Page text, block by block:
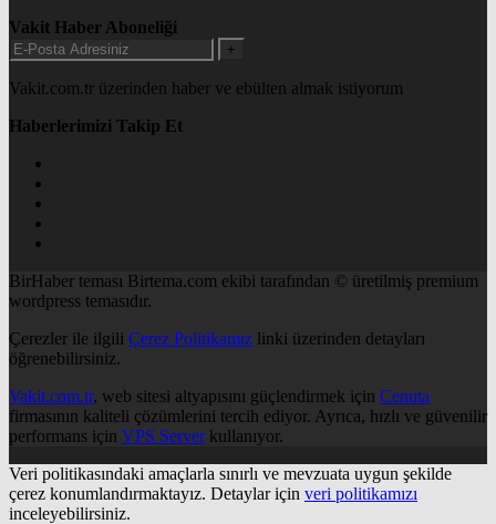
Vakit Haber Aboneliği
+
Vakit.com.tr üzerinden haber ve ebülten almak istiyorum
Haberlerimizi Takip Et
BirHaber teması Birtema.com ekibi tarafından © üretilmiş premium
wordpress temasıdır.
Çerezler ile ilgili Çerez Politikamız linki üzerinden detayları
öğrenebilirsiniz.
Vakit.com.tr, web sitesi altyapısını güçlendirmek için Cenuta
firmasının kaliteli çözümlerini tercih ediyor. Ayrıca, hızlı ve güvenilir
performans için VPS Serverkullanıyor.
Veri politikasındaki amaçlarla sınırlı ve mevzuata uygun şekilde
çerez konumlandırmaktayız. Detaylar için veri politikamızı
inceleyebilirsiniz.